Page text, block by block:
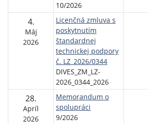
10/2026
4.
Máj
2026
Licenčná zmluva s
poskytnutím
štandardnej
technickej podpory
č. LZ_2026/0344
DIVES_ZM_LZ-
2026_0344_2026
28.
Apríl
2026
Memorandum o
spolupráci
9/2026